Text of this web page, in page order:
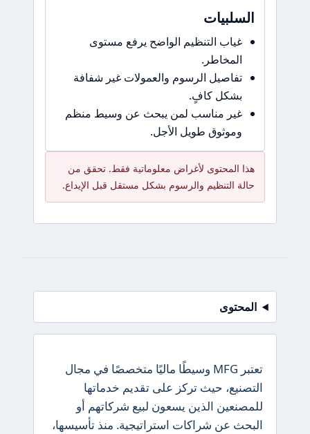
السلبيات
غياب التنظيم الواضح يرفع مستوى
المخاطر.
تفاصيل الرسوم والعمولات غير شفافة
بشكل كافٍ.
غير مناسب لمن يبحث عن وسيط منظم
وموثوق طويل الأجل.
هذا المحتوى لأغراض معلوماتية فقط. تحقق من
حالة التنظيم والرسوم بشكل مستقل قبل الإيداع.
المحتوى
تعتبر MFG وسيطًا ماليًا متخصصًا في مجال
التصنيع، حيث تركز على تقديم خدماتها
للمصنعين الذين يسعون لبيع شركاتهم أو
البحث عن شراكات استراتيجية. منذ تأسيسها،